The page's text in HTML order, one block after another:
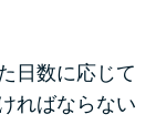
日数に応じて
ればならない